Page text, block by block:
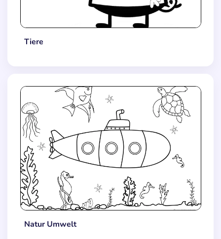
Tiere
Natur Umwelt